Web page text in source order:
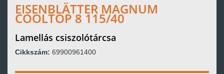
EISENBLÄTTER MAGNUM
COOLTOP 8 115/40
Lamellás csiszolótárcsa
Cikkszám: 69900961400